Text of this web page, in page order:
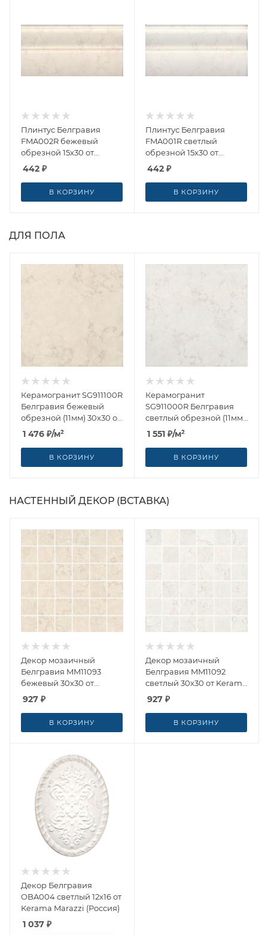
Плинтус Белгравия
FMA002R бежевый
обрезной 15x30 от
Kerama Marazzi (Россия)
442 ₽
В КОРЗИНУ
Плинтус Белгравия
FMA001R светлый
обрезной 15x30 от
Kerama Marazzi (Россия)
442 ₽
В КОРЗИНУ
ДЛЯ ПОЛА
Керамогранит SG911100R
Белгравия бежевый
обрезной (11мм) 30x30 от
Kerama Marazzi (Россия)
1 476 ₽/м²
В КОРЗИНУ
Керамогранит
SG911000R Белгравия
светлый обрезной (11мм)
30x30 от Kerama Marazzi
(Россия)
1 551 ₽/м²
В КОРЗИНУ
НАСТЕННЫЙ ДЕКОР (ВСТАВКА)
Декор мозаичный
Белгравия MM11093
бежевый 30x30 от
Kerama Marazzi (Россия)
927 ₽
В КОРЗИНУ
Декор мозаичный
Белгравия MM11092
светлый 30x30 от Kerama
Marazzi (Россия)
927 ₽
В КОРЗИНУ
Декор Белгравия
OBA004 светлый 12x16 от
Kerama Marazzi (Россия)
1 037 ₽